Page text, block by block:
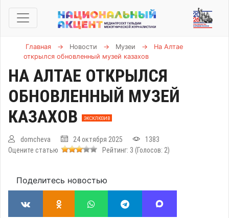
Главная → Новости → Музеи →
На Алтае
открылся обновленный музей казахов
НА АЛТАЕ ОТКРЫЛСЯ
ОБНОВЛЕННЫЙ МУЗЕЙ
КАЗАХОВ
ЭКСКЛЮЗИВ
domcheva 24 октября 2025
1383
Оцените статью
Рейтинг: 3 (Голосов: 2)
Поделитесь новостью